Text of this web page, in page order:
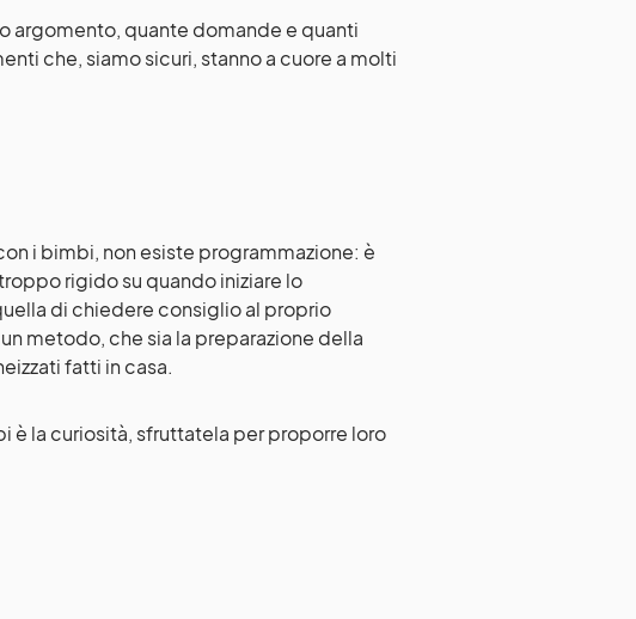
argomento, quante domande e quanti
che, siamo sicuri, stanno a cuore a molti
i bimbi, non esiste programmazione: è
rigido su quandoiniziare lo
di chiedere consiglio al proprio
metodo, che sia la preparazione della
fatti in casa.
è la curiosità, sfruttatela per proporre loro